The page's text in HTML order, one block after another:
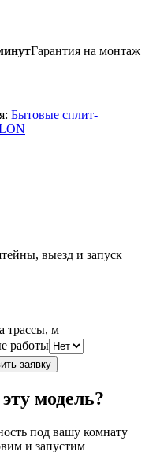
Гарантия на монтаж
Бытовые сплит-
выезд и запуск
трассы, м
работы
заявку
модель?
под вашу комнату
и запустим